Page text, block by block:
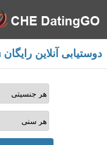
دوستیابی آنلاین رایگان Spreitenbach، سوئیس